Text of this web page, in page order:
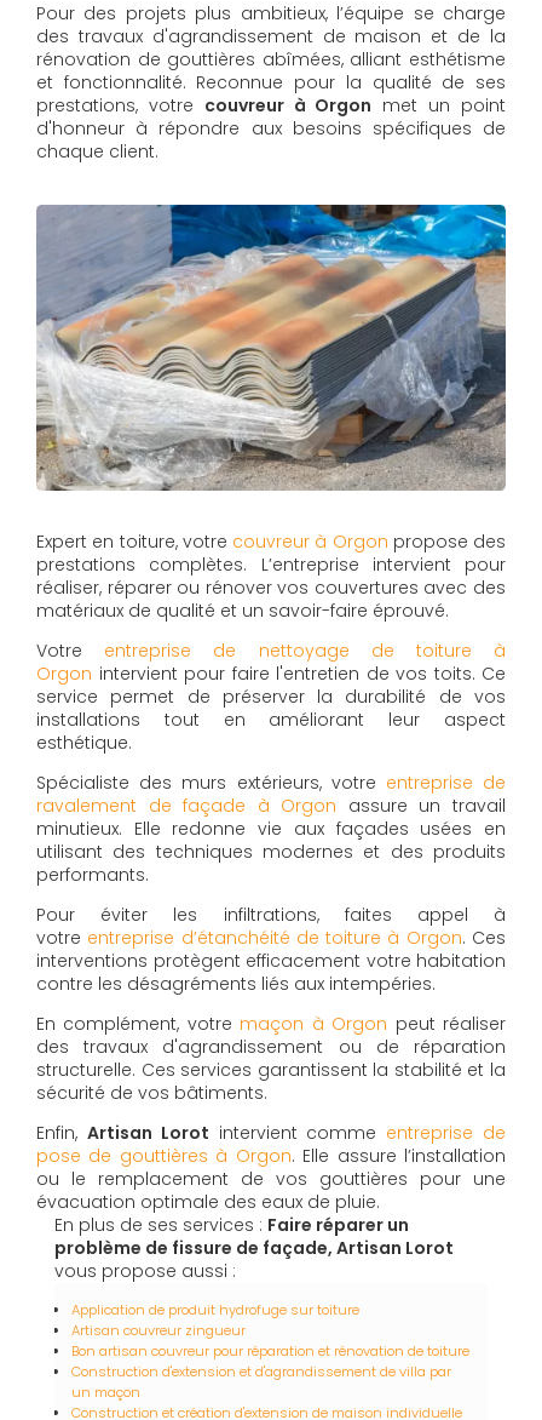
Pour des projets plus ambitieux, l’équipe se charge
des travaux d'agrandissement de maison et de la
rénovation de gouttières abîmées, alliant esthétisme
et fonctionnalité. Reconnue pour la qualité de ses
prestations, votre couvreur à Orgon met un point
d'honneur à répondre aux besoins spécifiques de
chaque client.
Expert en toiture, votre couvreur à Orgon propose des
prestations complètes. L’entreprise intervient pour
réaliser, réparer ou rénover vos couvertures avec des
matériaux de qualité et un savoir-faire éprouvé.
Votre entreprise de nettoyage de toiture à
Orgon intervient pour faire l'entretien de vos toits. Ce
service permet de préserver la durabilité de vos
installations tout en améliorant leur aspect
esthétique.
Spécialiste des murs extérieurs, votre entreprise de
ravalement de façade à Orgon assure un travail
minutieux. Elle redonne vie aux façades usées en
utilisant des techniques modernes et des produits
performants.
Pour éviter les infiltrations, faites appel à
votre entreprise d’étanchéité de toiture à Orgon. Ces
interventions protègent efficacement votre habitation
contre les désagréments liés aux intempéries.
En complément, votre maçon à Orgon peut réaliser
des travaux d'agrandissement ou de réparation
structurelle. Ces services garantissent la stabilité et la
sécurité de vos bâtiments.
Enfin, Artisan Lorot intervient comme entreprise de
pose de gouttières à Orgon. Elle assure l’installation
ou le remplacement de vos gouttières pour une
évacuation optimale des eaux de pluie.
En plus de ses services : Faire réparer un
problème de fissure de façade, Artisan Lorot
vous propose aussi :
Application de produit hydrofuge sur toiture
Artisan couvreur zingueur
Bon artisan couvreur pour réparation et rénovation de toiture
Construction d'extension et d'agrandissement de villa par
un maçon
Construction et création d'extension de maison individuelle